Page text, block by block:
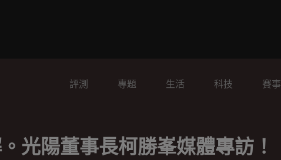
評測 專題 生活 科技 賽事
光陽董事長柯勝峯媒體專訪！